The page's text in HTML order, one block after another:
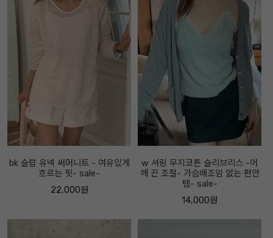
bk 슬랍 유넥 써머니트 - 여유있게
흐르는 핏- sale-
22,000원
w 셔링 무지코튼 슬리브리스 -어
깨 끈 조절- 가슴배조임 없는 편안
템- sale-
14,000원